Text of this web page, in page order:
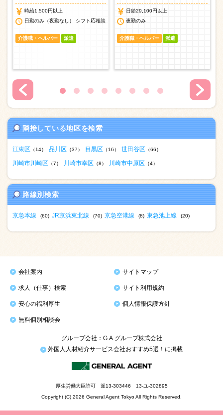
時給1,500円以上
日勤のみ（夜勤なし） シフト応相談
介護職・ヘルパー 派遣
日給29,100円以上
夜勤のみ
介護職・ヘルパー 派遣
隣接している地区を検索
江東区 （14） 品川区 （37） 目黒区 （16） 世田谷区 （66）
川崎市川崎区 （7） 川崎市幸区 （8） 川崎市中原区 （4）
路線別検索
京急本線 (60) JR京浜東北線 (70) 京急空港線 (8) 東急池上線 (20)
会社案内 サイトマップ
求人（仕事）検索 サイト利用規約
安心の福利厚生 個人情報保護方針
無料個別相談会
グループ会社：G.A.グループ株式会社
外国人人材紹介サービス会社おすすめ5選！に掲載
厚生労働大臣許可 派13-303446 13-ユ-302895
Copyright (C) 2026 General Agent Tokyo All Rights Reserved.